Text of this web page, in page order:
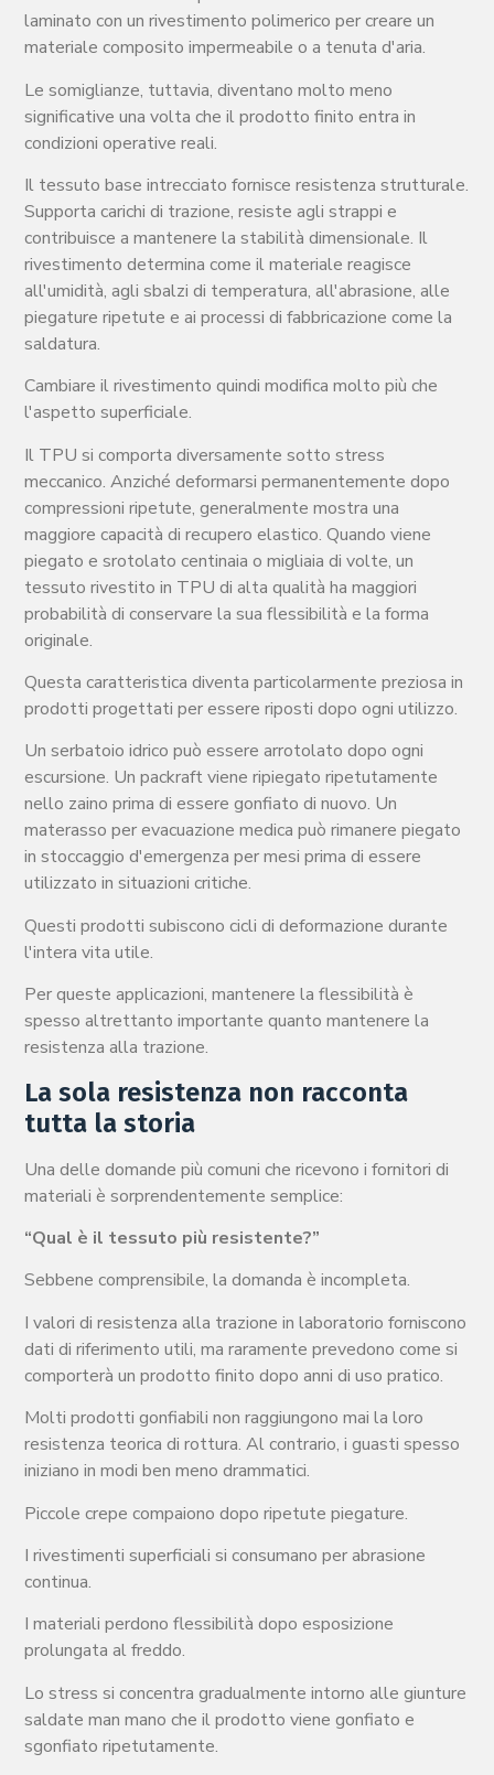
laminato con un rivestimento polimerico per creare un
materiale composito impermeabile o a tenuta d'aria.
Le somiglianze, tuttavia, diventano molto meno
significative una volta che il prodotto finito entra in
condizioni operative reali.
Il tessuto base intrecciato fornisce resistenza strutturale.
Supporta carichi di trazione, resiste agli strappi e
contribuisce a mantenere la stabilità dimensionale. Il
rivestimento determina come il materiale reagisce
all'umidità, agli sbalzi di temperatura, all'abrasione, alle
piegature ripetute e ai processi di fabbricazione come la
saldatura.
Cambiare il rivestimento quindi modifica molto più che
l'aspetto superficiale.
Il TPU si comporta diversamente sotto stress
meccanico. Anziché deformarsi permanentemente dopo
compressioni ripetute, generalmente mostra una
maggiore capacità di recupero elastico. Quando viene
piegato e srotolato centinaia o migliaia di volte, un
tessuto rivestito in TPU di alta qualità ha maggiori
probabilità di conservare la sua flessibilità e la forma
originale.
Questa caratteristica diventa particolarmente preziosa in
prodotti progettati per essere riposti dopo ogni utilizzo.
Un serbatoio idrico può essere arrotolato dopo ogni
escursione. Un packraft viene ripiegato ripetutamente
nello zaino prima di essere gonfiato di nuovo. Un
materasso per evacuazione medica può rimanere piegato
in stoccaggio d'emergenza per mesi prima di essere
utilizzato in situazioni critiche.
Questi prodotti subiscono cicli di deformazione durante
l'intera vita utile.
Per queste applicazioni, mantenere la flessibilità è
spesso altrettanto importante quanto mantenere la
resistenza alla trazione.
La sola resistenza non racconta
tutta la storia
Una delle domande più comuni che ricevono i fornitori di
materiali è sorprendentemente semplice:
“Qual è il tessuto più resistente?”
Sebbene comprensibile, la domanda è incompleta.
I valori di resistenza alla trazione in laboratorio forniscono
dati di riferimento utili, ma raramente prevedono come si
comporterà un prodotto finito dopo anni di uso pratico.
Molti prodotti gonfiabili non raggiungono mai la loro
resistenza teorica di rottura. Al contrario, i guasti spesso
iniziano in modi ben meno drammatici.
Piccole crepe compaiono dopo ripetute piegature.
I rivestimenti superficiali si consumano per abrasione
continua.
I materiali perdono flessibilità dopo esposizione
prolungata al freddo.
Lo stress si concentra gradualmente intorno alle giunture
saldate man mano che il prodotto viene gonfiato e
sgonfiato ripetutamente.